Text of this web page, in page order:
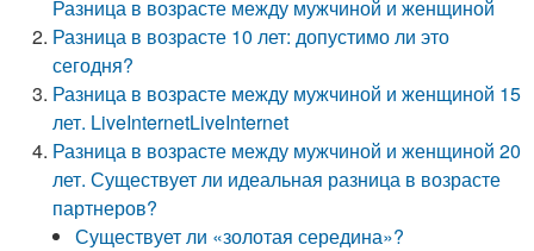
Разница в возрасте между мужчиной и женщиной
Разница в возрасте 10 лет: допустимо ли это
сегодня?
Разница в возрасте между мужчиной и женщиной 15
лет. LiveInternetLiveInternet
Разница в возрасте между мужчиной и женщиной 20
лет. Существует ли идеальная разница в возрасте
партнеров?
Существует ли «золотая середина»?